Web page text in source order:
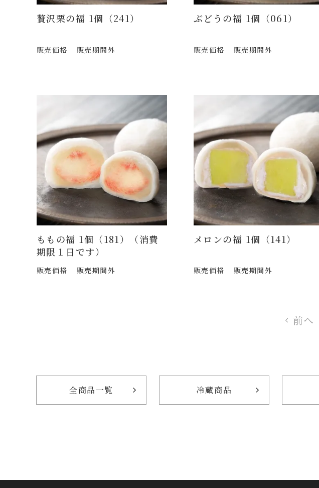
贅沢栗の福 1個（241）
販売価格 販売期間外
ぶどうの福 1個（061）
販売価格 販売期間外
ももの福 1個（181）（消費
期限１日です）
販売価格 販売期間外
メロンの福 1個（141）
販売価格 販売期間外
前へ
全商品一覧 冷蔵商品